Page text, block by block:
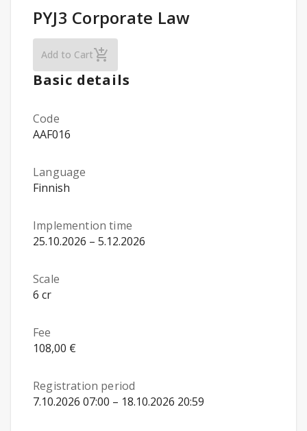
Study Details:
PYJ3 Corporate Law
Add to CartPYJ3 Corporate Law
Basic details
Code
AAF016
Language
Finnish
Implemention time
25.10.2026 – 5.12.2026
Scale
6 cr
Fee
108,00 €
Registration period
7.10.2026 07:00 – 18.10.2026 20:59